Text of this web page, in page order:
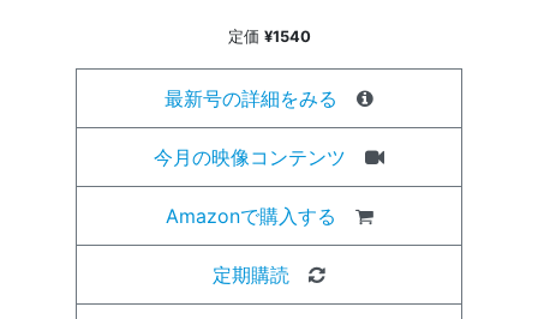
定価 ¥1540
最新号の詳細をみる
今月の映像コンテンツ
Amazonで購入する
定期購読